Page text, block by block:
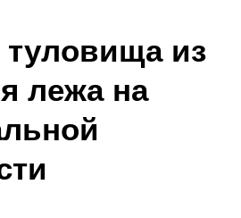
из
лежа на